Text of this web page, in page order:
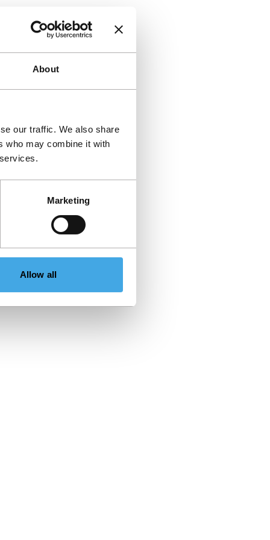
About
our traffic. We also share
who may combine it with
Marketing
Allow all